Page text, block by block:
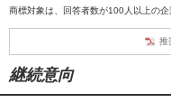
商標対象は、回答者数が100人以上の企
推
継続意向